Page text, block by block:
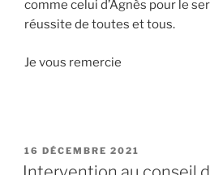
comme celui d’Agnès pour le
réussite de toutes et tous.
Je vous remercie
PUBLIÉ
LE
16 DÉCEMBRE 2021